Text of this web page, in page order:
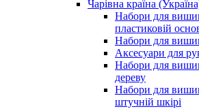
Чарівна країна
Набори для
пластиковій
Набори для
Аксесуари для
Набори для
дереву
Набори для
штучній шкірі